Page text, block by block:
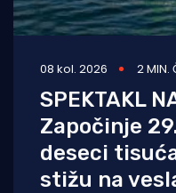
08 kol. 2026 2 MIN.
SPEKTAKL
Započinje
deseci
stižu na